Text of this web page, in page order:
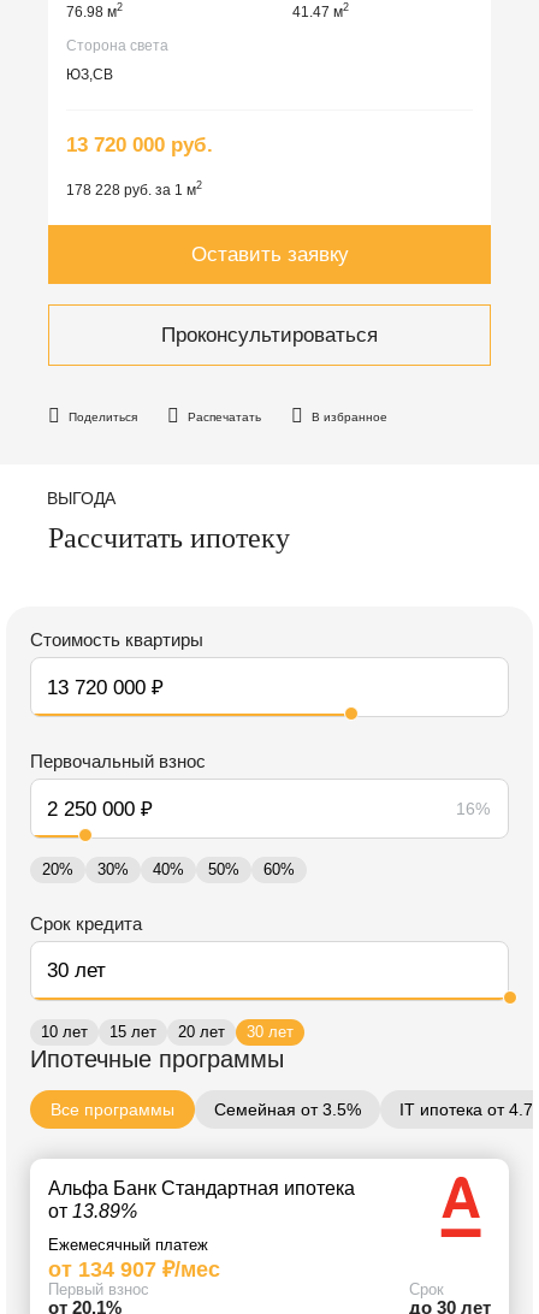
Поделиться Распечатать В избранное
76.98 м2
41.47 м2
Сторона света
ЮЗ,СВ
13 720 000 руб.
178 228 руб. за 1 м2
Оставить заявку
Проконсультироваться
ВЫГОДА
Рассчитать ипотеку
Стоимость квартиры
Первочальный взнос
16%
20% 30% 40% 50% 60%
Срок кредита
10 лет 15 лет 20 лет 30 лет
Ипотечные программы
Все программы Семейная от 3.5% IT ипотека от
Альфа Банк Стандартная ипотека
от 13.89%
Ежемесячный платеж
от 134 907 ₽/мес
Первый взнос
от 20.1%
Срок
до 30 лет